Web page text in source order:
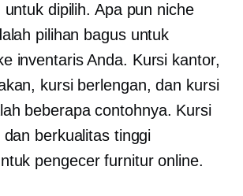
untuk dipilih. Apa pun niche
pilihan bagus untuk
inventaris Anda. Kursi kantor,
kursi berlengan, dan kursi
beberapa contohnya. Kursi
berkualitas tinggi
pengecer furnitur online.